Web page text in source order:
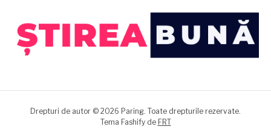
Drepturi de autor © 2026 Paring. Toate drepturile rezervate.
Tema Fashify de FRT